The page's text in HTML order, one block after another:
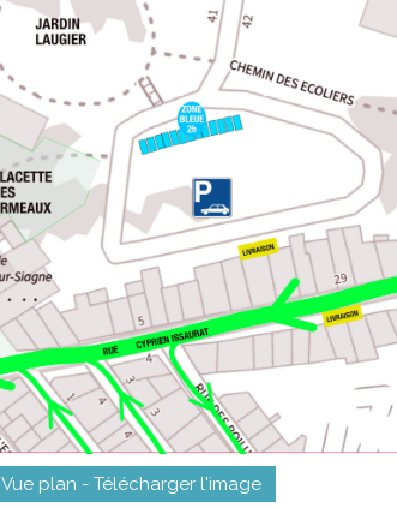
Vue plan - Télécharger l'image